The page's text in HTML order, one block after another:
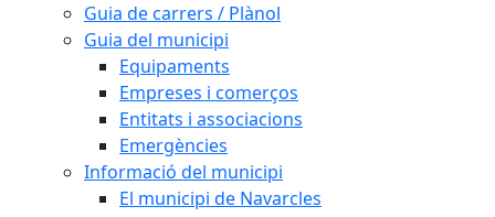
Guia de carrers / Plànol
Guia del municipi
Equipaments
Empreses i comerços
Entitats i associacions
Emergències
Informació del municipi
El municipi de Navarcles